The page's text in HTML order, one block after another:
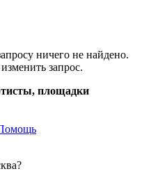
ничего не найдено.
запрос.
площадки
?